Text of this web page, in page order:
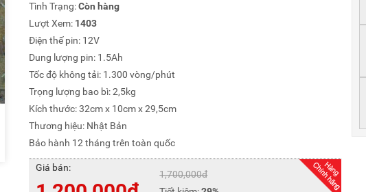
Tình Trạng:Còn hàng
Lượt Xem: 1403
Điện thế pin: 12V
Dung lượng pin: 1.5Ah
Tốc độ không tải: 1.300 vòng/phút
Trọng lượng bao bì: 2,5kg
Kích thước: 32cm x 10cm x 29,5cm
Thương hiệu: Nhật Bản
Bảo hành 12 tháng trên toàn quốc
Giá bán:
1,700,000đ